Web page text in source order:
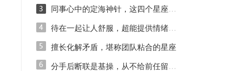
同事心中的定海神针，这四个星座凭踏实实力圈粉
待在一起让人舒服，超能提供情绪价值的星座
擅长化解矛盾，堪称团队粘合的星座
分手后断联是基操，从不给前任留念想的星座女